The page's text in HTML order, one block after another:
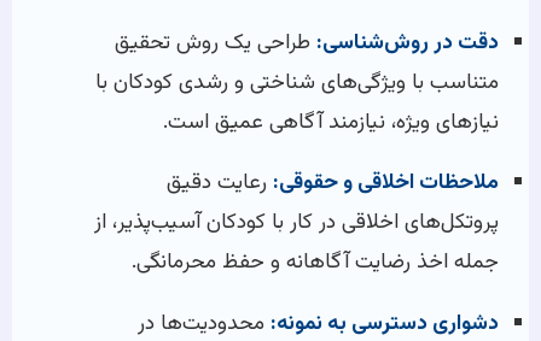
دقت در روش‌شناسی: طراحی یک روش تحقیق
متناسب با ویژگی‌های شناختی و رشدی کودکان با
نیازهای ویژه، نیازمند آگاهی عمیق است.
ملاحظات اخلاقی و حقوقی: رعایت دقیق
پروتکل‌های اخلاقی در کار با کودکان آسیب‌پذیر، از
جمله اخذ رضایت آگاهانه و حفظ محرمانگی.
دشواری دسترسی به نمونه: محدودیت‌ها در